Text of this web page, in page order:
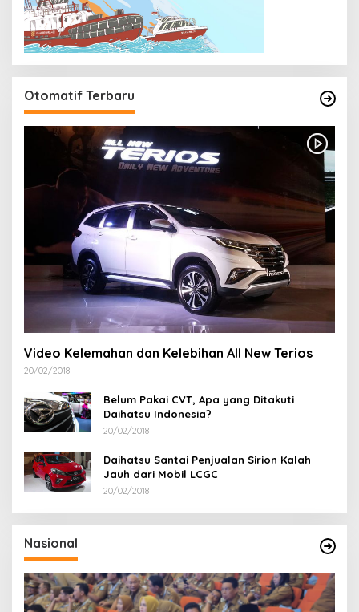
Otomatif Terbaru
Video Kelemahan dan Kelebihan All New Terios
20/02/2018
Belum Pakai CVT, Apa yang Ditakuti
Daihatsu Indonesia?
20/02/2018
Daihatsu Santai Penjualan Sirion Kalah
Jauh dari Mobil LCGC
20/02/2018
Nasional